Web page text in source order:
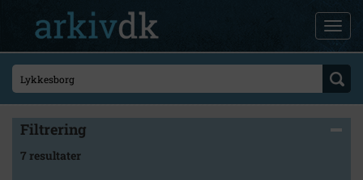
Filtrering
7 resultater